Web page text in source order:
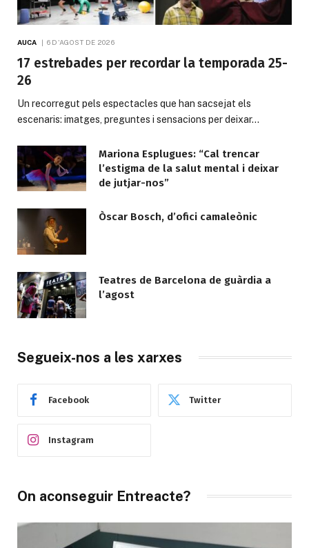
AUCA 6 D'AGOST DE 2026
17 estrebades per recordar la temporada 25-
26
Un recorregut pels espectacles que han sacsejat els
escenaris: imatges, preguntes i sensacions per deixar…
Mariona Esplugues: “Cal trencar
l’estigma de la salut mental i deixar
de jutjar-nos”
Òscar Bosch, d’ofici camaleònic
Teatres de Barcelona de guàrdia a
l’agost
Segueix-nos a les xarxes
Facebook Twitter
Instagram
On aconseguir Entreacte?